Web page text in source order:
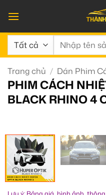
qua
nội
dung
Tìm
Trang chủ / Dán Phim
PHIM CÁCH
BLACK RHINO 4